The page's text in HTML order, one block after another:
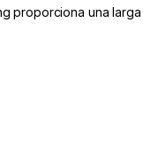
proporciona una